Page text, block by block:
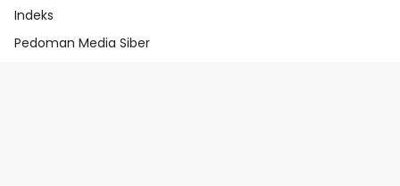
Indeks
Pedoman Media Siber